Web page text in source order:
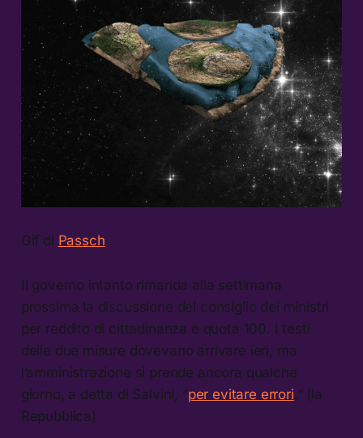
Gif di Passch
Il governo intanto rimanda alla settimana
prossima la discussione del consiglio dei ministri
per reddito di cittadinanza e quota 100. I testi
delle due misure dovevano arrivare ieri, ma
l’amministrazione si prende ancora qualche
giorno, a detta di Salvini, “per evitare errori.” (la
Repubblica)